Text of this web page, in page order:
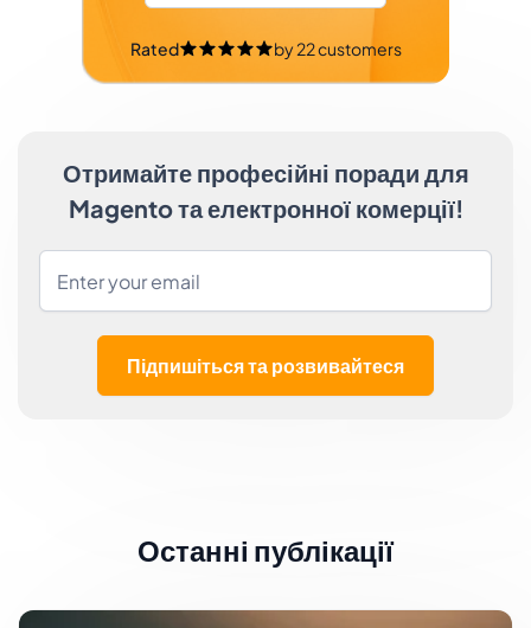
Rated by22customers
Отримайте професійні поради для
Magento та електронної комерції!
Підпишіться та розвивайтеся
Останні публікації